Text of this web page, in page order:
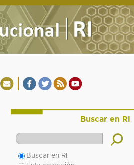
Buscar en RI
Buscar en RI